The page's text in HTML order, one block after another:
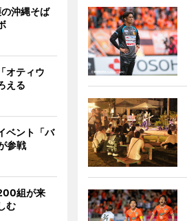
沖縄そば
オティウ
える
ベント「バ
参戦
組が来
む